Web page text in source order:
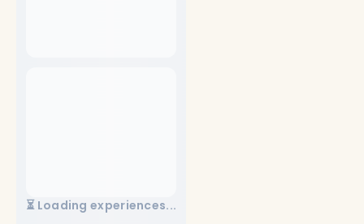
⏳ Loading experiences...